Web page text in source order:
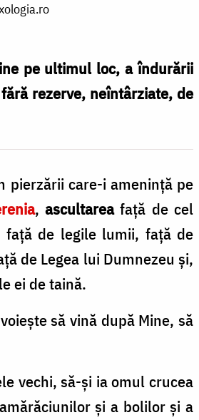
pe ultimul loc, a îndurării
rezerve, neîntârziate, de
pierzării care-i amenință pe
, ascultareafață de cel
față de legile lumii, față de
de Legea lui Dumnezeu și,
ei de taină.
să vină după Mine, să
vechi, să-și ia omul crucea
și a bolilor și a